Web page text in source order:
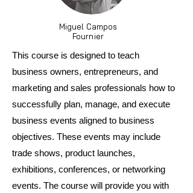
Miguel Campos
Fournier
This course is designed to teach
business owners, entrepreneurs, and
marketing and sales professionals how to
successfully plan, manage, and execute
business events aligned to business
objectives. These events may include
trade shows, product launches,
exhibitions, conferences, or networking
events. The course will provide you with